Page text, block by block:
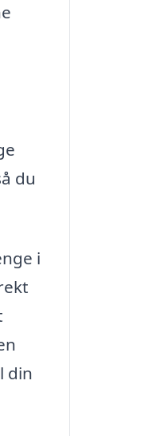
du
i
din